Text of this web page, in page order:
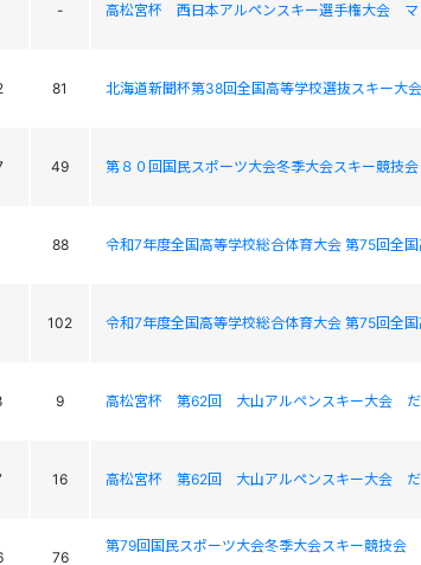
- 高松宮杯 西日本アルペンスキー選手権大会 マ
81 北海道新聞杯第38回全国高等学校選抜スキー大会
49 第８０回国民スポーツ大会冬季大会スキー競技会
88 令和7年度全国高等学校総合体育大会 第75回全
102 令和7年度全国高等学校総合体育大会 第75回全
9 高松宮杯 第62回 大山アルペンスキー大会 だ
16 高松宮杯 第62回 大山アルペンスキー大会 だ
76
第79回国民スポーツ大会冬季大会スキー競技会